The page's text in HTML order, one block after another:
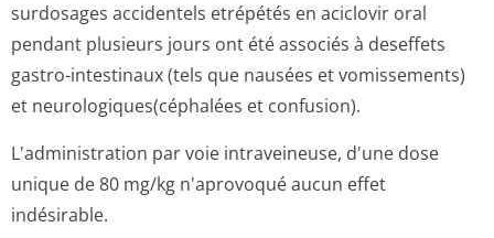
surdosages accidentels etrépétés en aciclovir oral
pendant plusieurs jours ont été associés à deseffets
gastro-intestinaux (tels que nausées et vomissements)
et neurologiques(cép­halées et confusion).
L'administration par voie intraveineuse, d'une dose
unique de 80 mg/kg n'aprovoqué aucun effet
indésirable.